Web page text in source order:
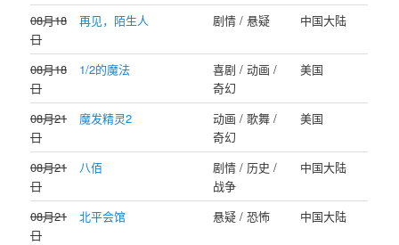
08月18
日
再见，陌生人 剧情 / 悬疑 中国大陆
08月18
日
1/2的魔法
喜剧 / 动画 /
奇幻
美国
08月21
日
魔发精灵2
动画 / 歌舞 /
奇幻
美国
08月21
日
八佰
剧情 / 历史 /
战争
中国大陆
08月21
日
北平会馆 悬疑 / 恐怖 中国大陆